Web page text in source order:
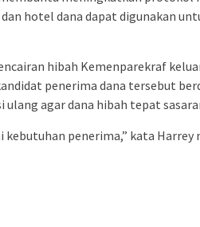
hotel dana dapat digunakan
hibah Kemenparekraf
penerima dana tersebut
ulang agar dana hibah tepat
kebutuhan penerima,” kata Harrey